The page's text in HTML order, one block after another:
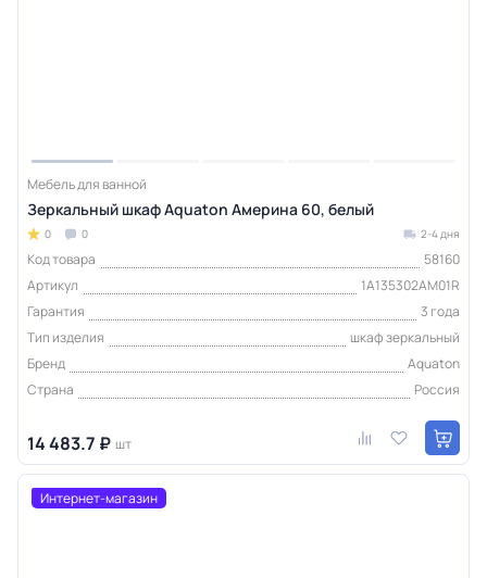
Мебель для ванной
Зеркальный шкаф Aquaton Америна 60, белый
0 0 2-4 дня
Код товара
58160
Артикул
1A135302AM01R
Гарантия
3 года
Тип изделия
шкаф зеркальный
Бренд
Aquaton
Страна
Россия
14 483.7 ₽ шт
Интернет-магазин